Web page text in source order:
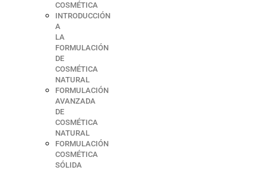
COSMÉTICA
INTRODUCCIÓN
A
LA
FORMULACIÓN
DE
COSMÉTICA
NATURAL
FORMULACIÓN
AVANZADA
DE
COSMÉTICA
NATURAL
FORMULACIÓN
COSMÉTICA
SÓLIDA